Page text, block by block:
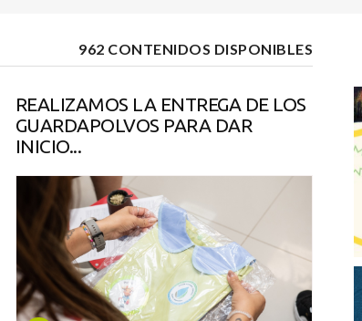
962 CONTENIDOS DISPONIBLES
REALIZAMOS LA ENTREGA DE LOS
GUARDAPOLVOS PARA DAR
INICIO...